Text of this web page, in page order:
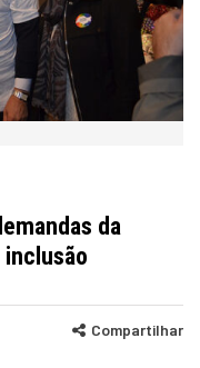
da
Compartilhar